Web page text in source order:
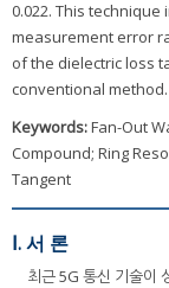
0.022. This
measurement error
of the dielectric loss
conventional method.
Keywords:Fan-Out
Compound; Ring
Tangent
Ⅰ. 서 론
최근 5G 통신 기술이